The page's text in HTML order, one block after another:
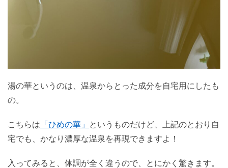
湯の華というのは、温泉からとった成分を自宅用にしたも
の。
こちらは 「ひめの華」
というものだけど、上記のとおり自
宅でも、かなり濃厚な温泉を再現できますよ！
入ってみると、体調が全く違うので、とにかく驚きます。